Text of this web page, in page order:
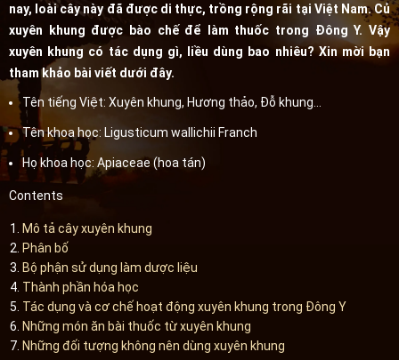
nay, loài cây này đã được di thực, trồng rộng rãi tại Việt Nam. Củ
xuyên khung được bào chế để làm thuốc trong Đông Y. Vậy
xuyên khung có tác dụng gì, liều dùng bao nhiêu? Xin mời bạn
tham khảo bài viết dưới đây.
Tên tiếng Việt: Xuyên khung, Hương thảo, Đỗ khung…
Tên khoa học: Ligusticum wallichii Franch
Họ khoa học: Apiaceae (hoa tán)
Contents
Mô tả cây xuyên khung
Phân bố
Bộ phận sử dụng làm dược liệu
Thành phần hóa học
Tác dụng và cơ chế hoạt động xuyên khung trong Đông Y
Những món ăn bài thuốc từ xuyên khung
Những đối tượng không nên dùng xuyên khung